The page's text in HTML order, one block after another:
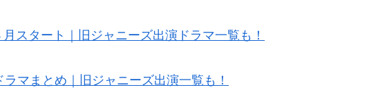
スタート｜旧ジャニーズ出演ドラマ一覧も！
マまとめ｜旧ジャニーズ出演一覧も！